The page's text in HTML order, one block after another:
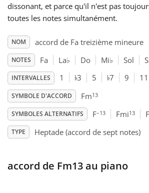
Español
Français
한국어
dissonant, et parce qu'il n'est pas
toutes les notes simultanément.
NOM accord de Fa treizième mineure
NOTES Fa La♭ Do Mi♭ Sol
INTERVALLES 1 ♭3 5 ♭7 9 11
SYMBOLE D'ACCORD Fm13
SYMBOLES ALTERNATIFS F–13 Fmi13
TYPE Heptade (accord de sept notes)
accord de Fm13 au piano